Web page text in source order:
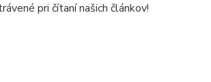
pri čítaní našich článkov!